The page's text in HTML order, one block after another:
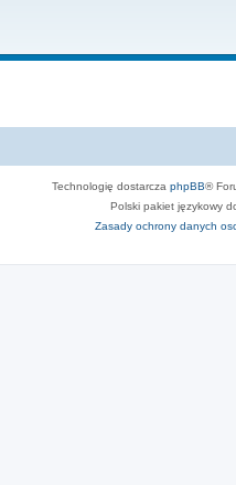
Technologię dostarcza phpBB®
Polski pakiet językowy
Zasady ochrony danych